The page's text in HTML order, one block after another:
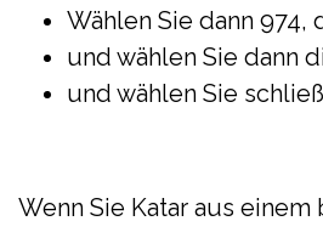
Wählen Sie dann 974,
und wählen Sie dann
und wählen Sie
Wenn Sie Katar aus